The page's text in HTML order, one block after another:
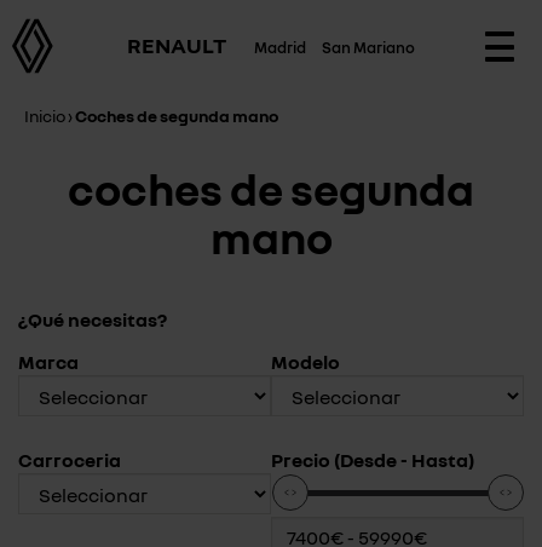
RENAULT Madrid San Mariano
Inicio›Coches de segunda mano
coches de segunda
mano
¿Qué necesitas?
Marca
Modelo
Carroceria Precio (Desde - Hasta)